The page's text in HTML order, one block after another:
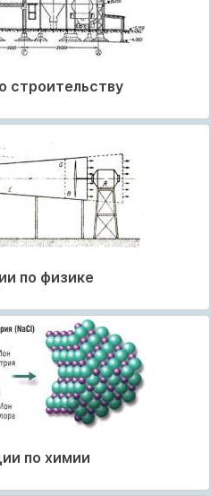
строительству
по физике
по химии